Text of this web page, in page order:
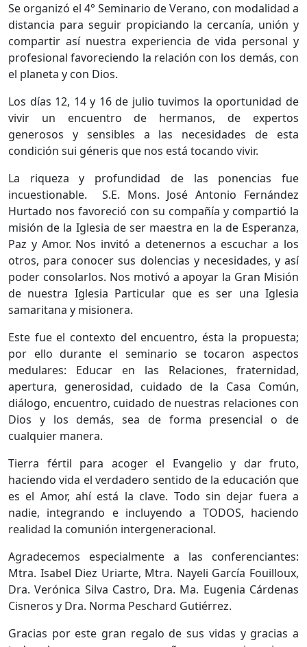
Se organizó el 4° Seminario de Verano, con modalidad a
distancia para seguir propiciando la cercanía, unión y
compartir así nuestra experiencia de vida personal y
profesional favoreciendo la relación con los demás, con
el planeta y con Dios.
Los días 12, 14 y 16 de julio tuvimos la oportunidad de
vivir un encuentro de hermanos, de expertos
generosos y sensibles a las necesidades de esta
condición sui géneris que nos está tocando vivir.
La riqueza y profundidad de las ponencias fue
incuestionable. S.E. Mons. José Antonio Fernández
Hurtado nos favoreció con su compañía y compartió la
misión de la Iglesia de ser maestra en la de Esperanza,
Paz y Amor. Nos invitó a detenernos a escuchar a los
otros, para conocer sus dolencias y necesidades, y así
poder consolarlos. Nos motivó a apoyar la Gran Misión
de nuestra Iglesia Particular que es ser una Iglesia
samaritana y misionera.
Este fue el contexto del encuentro, ésta la propuesta;
por ello durante el seminario se tocaron aspectos
medulares: Educar en las Relaciones, fraternidad,
apertura, generosidad, cuidado de la Casa Común,
diálogo, encuentro, cuidado de nuestras relaciones con
Dios y los demás, sea de forma presencial o de
cualquier manera.
Tierra fértil para acoger el Evangelio y dar fruto,
haciendo vida el verdadero sentido de la educación que
es el Amor, ahí está la clave. Todo sin dejar fuera a
nadie, integrando e incluyendo a TODOS, haciendo
realidad la comunión intergeneracional.
Agradecemos especialmente a las conferenciantes:
Mtra. Isabel Diez Uriarte, Mtra. Nayeli García Fouilloux,
Dra. Verónica Silva Castro, Dra. Ma. Eugenia Cárdenas
Cisneros y Dra. Norma Peschard Gutiérrez.
Gracias por este gran regalo de sus vidas y gracias a